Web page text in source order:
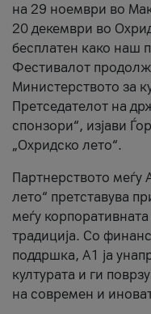
на 29 ноември во
20 декември во
бесплатен како наш
Фестивалот
Министерството за
Претседателот на
спонзори“, изјави
„Охридско лето“.
Партнерството меѓу
лето“ претставува
меѓу
традиција. Со
поддршка, A1 ја
културата и ги
на современ и